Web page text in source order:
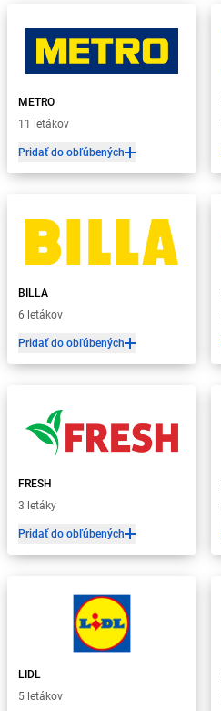
METRO
11 letákov
Pridať do obľúbených
BILLA
6 letákov
Pridať do obľúbených
FRESH
3 letáky
Pridať do obľúbených
LIDL
5 letákov